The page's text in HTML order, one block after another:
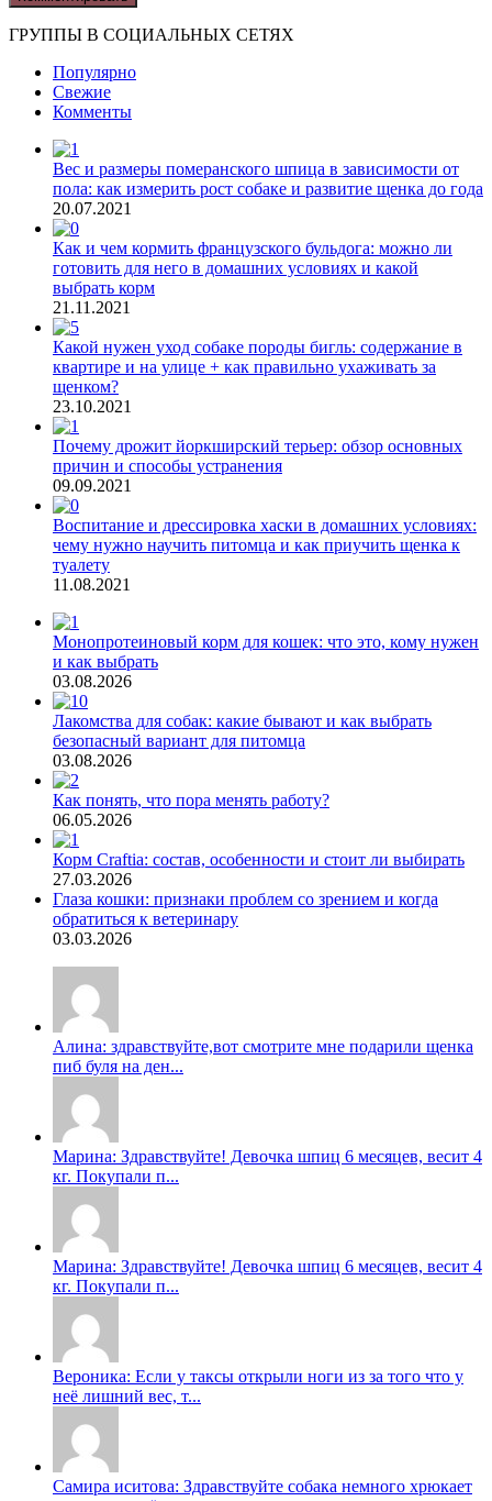
ГРУППЫ В СОЦИАЛЬНЫХ СЕТЯХ
Популярно
Свежие
Комменты
Вес и размеры померанского шпица в зависимости от
пола: как измерить рост собаке и развитие щенка до года
20.07.2021
Как и чем кормить французского бульдога: можно ли
готовить для него в домашних условиях и какой
выбрать корм
21.11.2021
Какой нужен уход собаке породы бигль: содержание в
квартире и на улице + как правильно ухаживать за
щенком?
23.10.2021
Почему дрожит йоркширский терьер: обзор основных
причин и способы устранения
09.09.2021
Воспитание и дрессировка хаски в домашних условиях:
чему нужно научить питомца и как приучить щенка к
туалету
11.08.2021
Монопротеиновый корм для кошек: что это, кому нужен
и как выбрать
03.08.2026
Лакомства для собак: какие бывают и как выбрать
безопасный вариант для питомца
03.08.2026
Как понять, что пора менять работу?
06.05.2026
Корм Craftia: состав, особенности и стоит ли выбирать
27.03.2026
Глаза кошки: признаки проблем со зрением и когда
обратиться к ветеринару
03.03.2026
Алина: здравствуйте,вот смотрите мне подарили щенка
пиб буля на ден...
Марина: Здравствуйте! Девочка шпиц 6 месяцев, весит 4
кг. Покупали п...
Марина: Здравствуйте! Девочка шпиц 6 месяцев, весит 4
кг. Покупали п...
Вероника: Если у таксы открыли ноги из за того что у
неë лишний вес, т...
Самира иситова: Здравствуйте собака немного хрюкает